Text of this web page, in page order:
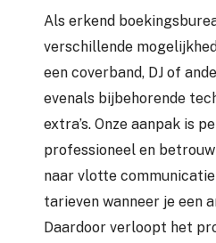
Als erkend
verschillende
een coverband, DJ of
evenals bijbehorende
extra’s. Onze aanpak is
professioneel en
naar vlotte
tarieven wanneer je een
Daardoor verloopt het